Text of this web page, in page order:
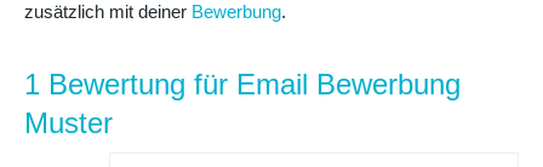
zusätzlich mit deiner Bewerbung.
1 Bewertung für Email Bewerbung
Muster